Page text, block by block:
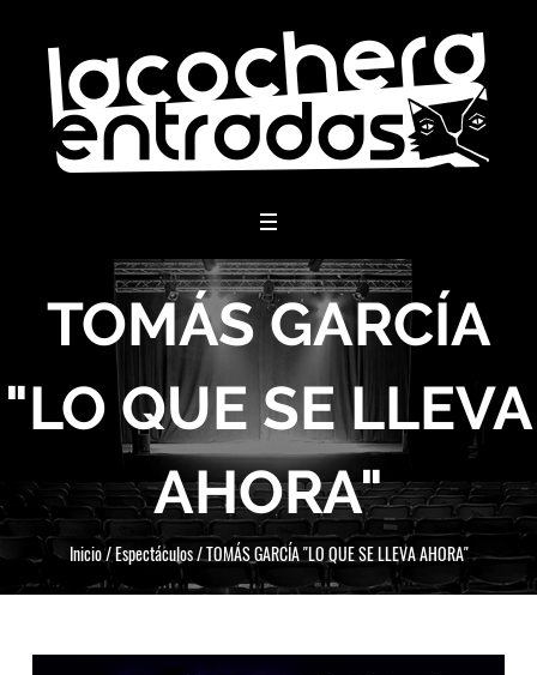
TOMÁS GARCÍA
"LO QUE SE LLEVA
AHORA"
Inicio/Espectáculos/TOMÁS GARCÍA "LO QUE SE LLEVA AHORA"